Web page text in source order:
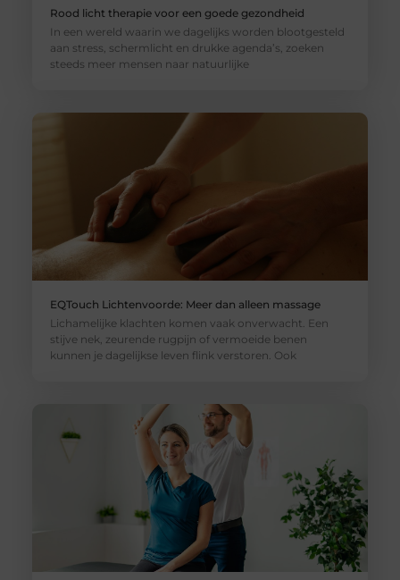
Rood licht therapie voor een goede gezondheid
In een wereld waarin we dagelijks worden blootgesteld
aan stress, schermlicht en drukke agenda’s, zoeken
steeds meer mensen naar natuurlijke
EQTouch Lichtenvoorde: Meer dan alleen massage
Lichamelijke klachten komen vaak onverwacht. Een
stijve nek, zeurende rugpijn of vermoeide benen
kunnen je dagelijkse leven flink verstoren. Ook